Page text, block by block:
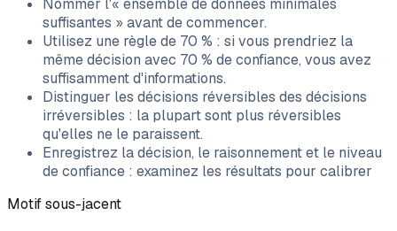
Nommer l'« ensemble de données minimales
suffisantes » avant de commencer.
Utilisez une règle de 70 % : si vous prendriez la
même décision avec 70 % de confiance, vous avez
suffisamment d'informations.
Distinguer les décisions réversibles des décisions
irréversibles : la plupart sont plus réversibles
qu'elles ne le paraissent.
Enregistrez la décision, le raisonnement et le niveau
de confiance : examinez les résultats pour calibrer
Motif sous-jacent